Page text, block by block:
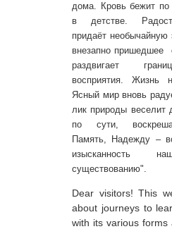
дома. Кровь бежит по
в детстве.
придаёт
внезапно
раздвигает
восприятия. Жизнь
Ясный мир вновь
лик природы веселит
по сути,
Память, Надежду –
изысканность
существованию".
Dear visitors! This
about journeys to
with its various forms